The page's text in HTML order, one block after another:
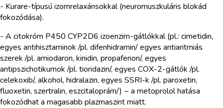
- Kurare-típusú izomrelaxánsokkal (neuromuszkuláris blokád
fokozódása).
- A citokróm P450 CYP2D6 izoenzim-gátlókkal (pl.: cimetidin,
egyes antihisztaminok /pl. difenhidramin/ egyes antiaritmiás
szerek /pl. amiodaron, kinidin, propafenon/, egyes
antipszichotikumok /pl. tioridazin/, egyes COX-2-gátlók /pl.
celekoxib/, alkohol, hidralazin, egyes SSRI-k /pl. paroxetin,
fluoxetin, szertralin, eszcitaloprám/) − a metoprolol hatása
fokozódhat a magasabb plazmaszint miatt.